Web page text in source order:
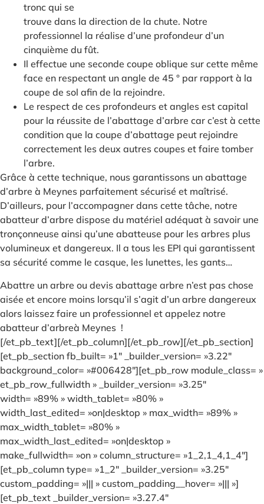
tronc qui se
trouve dans la direction de la chute. Notre
professionnel la réalise d’une profondeur d’un
cinquième du fût.
Il effectue une seconde coupe oblique sur cette même
face en respectant un angle de 45 ° par rapport à la
coupe de sol afin de la rejoindre.
Le respect de ces profondeurs et angles est capital
pour la réussite de l’abattage d’arbre car c’est à cette
condition que la coupe d’abattage peut rejoindre
correctement les deux autres coupes et faire tomber
l’arbre.
Grâce à cette technique, nous garantissons un abattage
d’arbre à Meynes parfaitement sécurisé et maîtrisé.
D’ailleurs, pour l’accompagner dans cette tâche, notre
abatteur d’arbre dispose du matériel adéquat à savoir une
tronçonneuse ainsi qu’une abatteuse pour les arbres plus
volumineux et dangereux. Il a tous les EPI qui garantissent
sa sécurité comme le casque, les lunettes, les gants…
Abattre un arbre ou devis abattage arbre n’est pas chose
aisée et encore moins lorsqu’il s’agit d’un arbre dangereux
alors laissez faire un professionnel et appelez notre
abatteur d’arbreà Meynes !
[/et_pb_text][/et_pb_column][/et_pb_row][/et_pb_section]
[et_pb_section fb_built= »1″ _builder_version= »3.22″
background_color= »#006428″][et_pb_row module_class= »
et_pb_row_fullwidth » _builder_version= »3.25″
width= »89% » width_tablet= »80% »
width_last_edited= »on|desktop » max_width= »89% »
max_width_tablet= »80% »
max_width_last_edited= »on|desktop »
make_fullwidth= »on » column_structure= »1_2,1_4,1_4″]
[et_pb_column type= »1_2″ _builder_version= »3.25″
custom_padding= »||| » custom_padding__hover= »||| »]
[et_pb_text _builder_version= »3.27.4″